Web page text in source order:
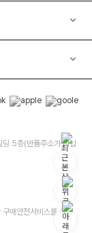
5층(반품주소가 아닙
매안전서비스를 이용